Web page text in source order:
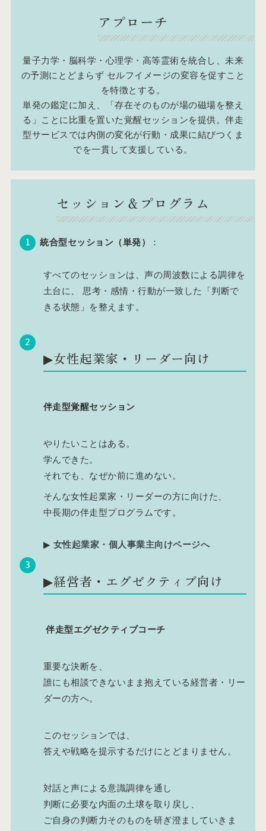
アプローチ
量子力学・脳科学・心理学・高等霊術を統合し、未来
の予測にとどまらず セルフイメージの変容を促すこと
を特徴とする。
単発の鑑定に加え、「存在そのものが場の磁場を整え
る」ことに比重を置いた覚醒セッションを提供。伴走
型サービスでは内側の変化が行動・成果に結びつくま
でを一貫して支援している。
セッション＆プログラム
統合型セッション（単発） ：
すべてのセッションは、声の周波数による調律を
土台に、 思考・感情・行動が一致した「判断で
きる状態」を整えます。
▶︎女性起業家・リーダー向け
伴走型覚醒セッション
やりたいことはある。
学んできた。
それでも、なぜか前に進めない。
そんな女性起業家・リーダーの方に向けた、
中長期の伴走型プログラムです。
▶︎ 女性起業家・個人事業主向けページへ
▶︎経営者・エグゼクティブ向け
伴走型エグゼクティブコーチ
重要な決断を、
誰にも相談できないまま抱えている経営者・リー
ダーの方へ。
このセッションでは、
答えや戦略を提示するだけにとどまりません。
対話と声による意識調律を通し
判断に必要な内面の土壌を取り戻し、
ご自身の判断力そのものを研ぎ澄ましていきま